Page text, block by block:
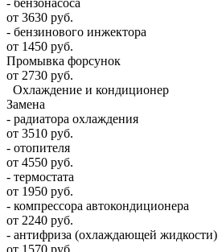
- бензонасоса
от 3630 руб.
- бензинового инжектора
от 1450 руб.
Промывка форсунок
от 2730 руб.
Охлаждение и кондиционер
Замена
- радиатора охлаждения
от 3510 руб.
- отопителя
от 4550 руб.
- термостата
от 1950 руб.
- компрессора автокондиционера
от 2240 руб.
- антифриза (охлаждающей жидкости)
от 1570 руб.